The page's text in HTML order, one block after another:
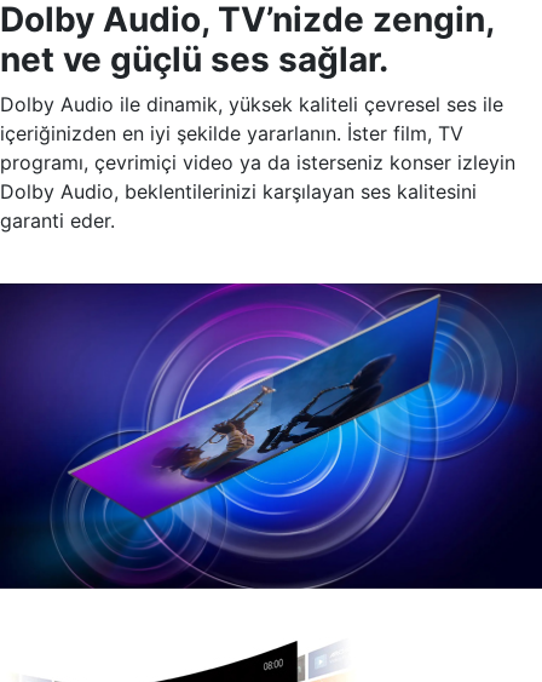
Dolby Audio, TV’nizde zengin,
net ve güçlü ses sağlar.
Dolby Audio ile dinamik, yüksek kaliteli çevresel ses ile
içeriğinizden en iyi şekilde yararlanın. İster film, TV
programı, çevrimiçi video ya da isterseniz konser izleyin
Dolby Audio, beklentilerinizi karşılayan ses kalitesini
garanti eder.